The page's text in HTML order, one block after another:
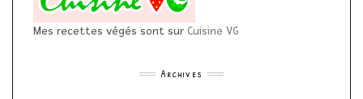
Mes recettes végés sont sur Cuisine VG
Archives